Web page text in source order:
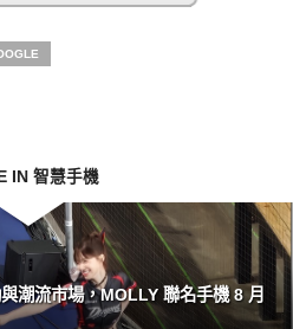
IN 智慧手機
潮流市場，MOLLY 聯名手機 8 月